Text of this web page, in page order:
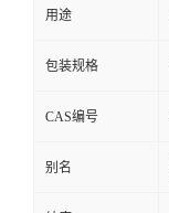
用途
包装规格
CAS编号
别名